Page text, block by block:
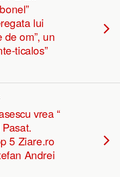
lui
de om”, un
ticalos”
vrea “
5 Ziare.ro
Andrei